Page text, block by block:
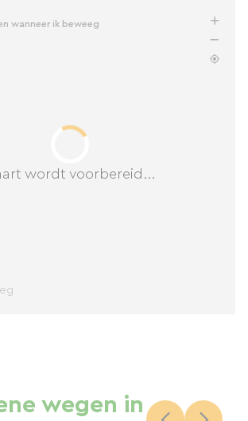
wordt voorbereid...
wanneer ik beweeg
wegen in